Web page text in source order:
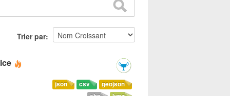
Trier par
geojson
csv
json